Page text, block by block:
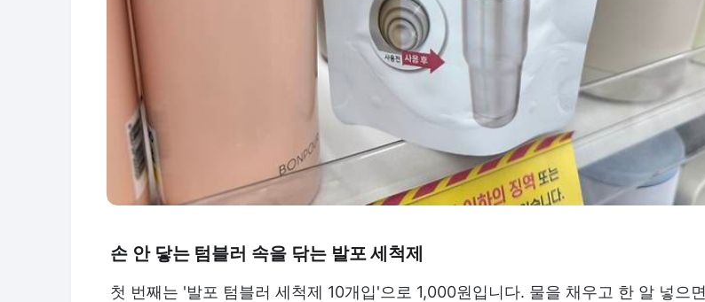
손 안 닿는 텀블러 속을 닦는 발포 세척제
첫 번째는 '발포 텀블러 세척제 10개입'으로 1,000원입니다. 물을 채우고 한 알 넣으면